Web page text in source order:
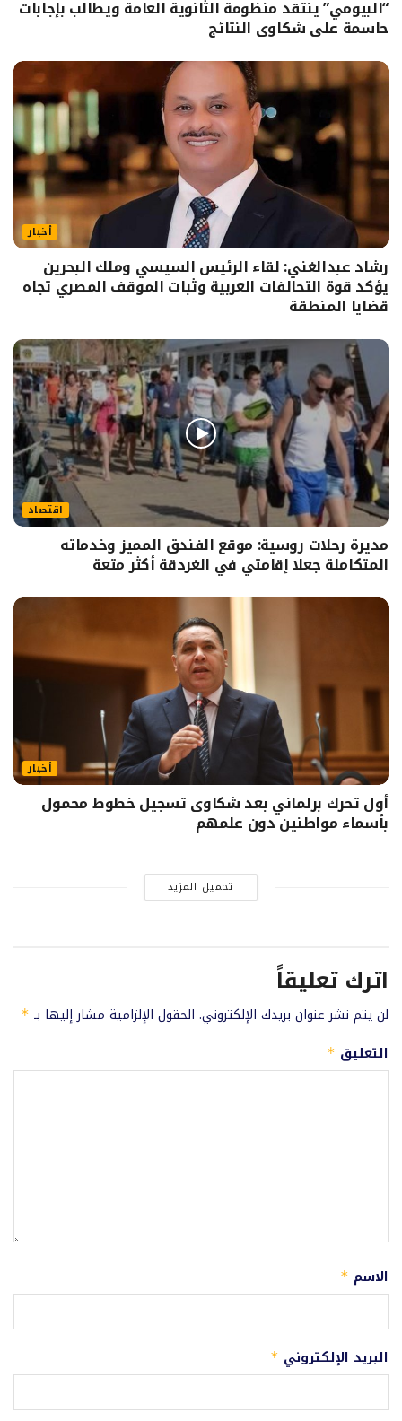
“البيومي” ينتقد منظومة الثانوية العامة ويطالب بإجابات
حاسمة على شكاوى النتائج
أخبار
رشاد عبدالغني: لقاء الرئيس السيسي وملك البحرين
يؤكد قوة التحالفات العربية وثبات الموقف المصري تجاه
قضايا المنطقة
اقتصاد
مديرة رحلات روسية: موقع الفندق المميز وخدماته
المتكاملة جعلا إقامتي في الغردقة أكثر متعة
أخبار
أول تحرك برلماني بعد شكاوى تسجيل خطوط محمول
بأسماء مواطنين دون علمهم
تحميل المزيد
اترك تعليقاً
لن يتم نشر عنوان بريدك الإلكتروني. الحقول الإلزامية مشار إليها بـ *
التعليق *
الاسم *
البريد الإلكتروني *